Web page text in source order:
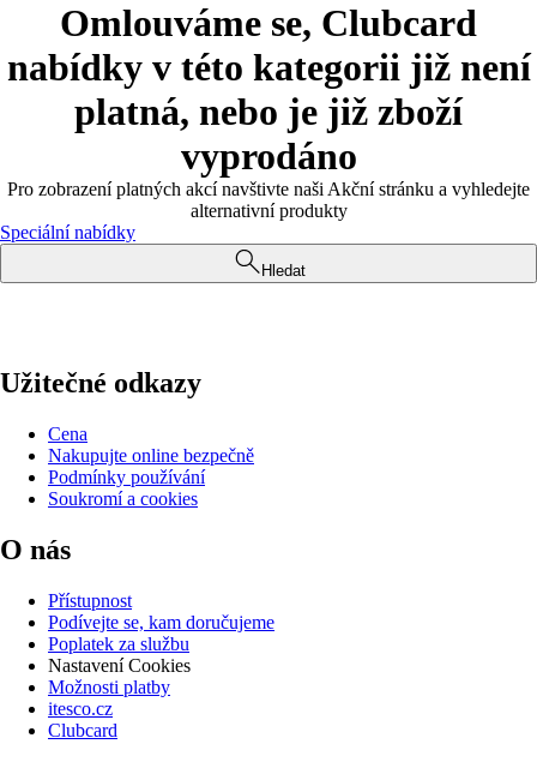
Omlouváme se, Clubcard
nabídky v této kategorii již není
platná, nebo je již zboží
vyprodáno
Pro zobrazení platných akcí navštivte naši Akční stránku a vyhledejte
alternativní produkty
Speciální nabídky
Hledat
Užitečné odkazy
Cena
Nakupujte online bezpečně
Podmínky používání
Soukromí a cookies
O nás
Přístupnost
Podívejte se, kam doručujeme
Poplatek za službu
Nastavení Cookies
Možnosti platby
itesco.cz
Clubcard